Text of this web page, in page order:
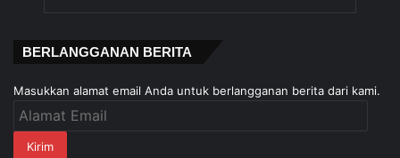
BERLANGGANAN BERITA
Masukkan alamat email Anda untuk berlangganan berita dari kami.
Alamat
Kirim